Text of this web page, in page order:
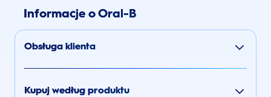
Informacje o Oral-B
Obsługa klienta
Kupuj według produktu